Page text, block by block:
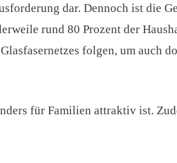
dar. Dennoch ist die
rund 80 Prozent der
folgen, um auch
für Familien attraktiv ist.